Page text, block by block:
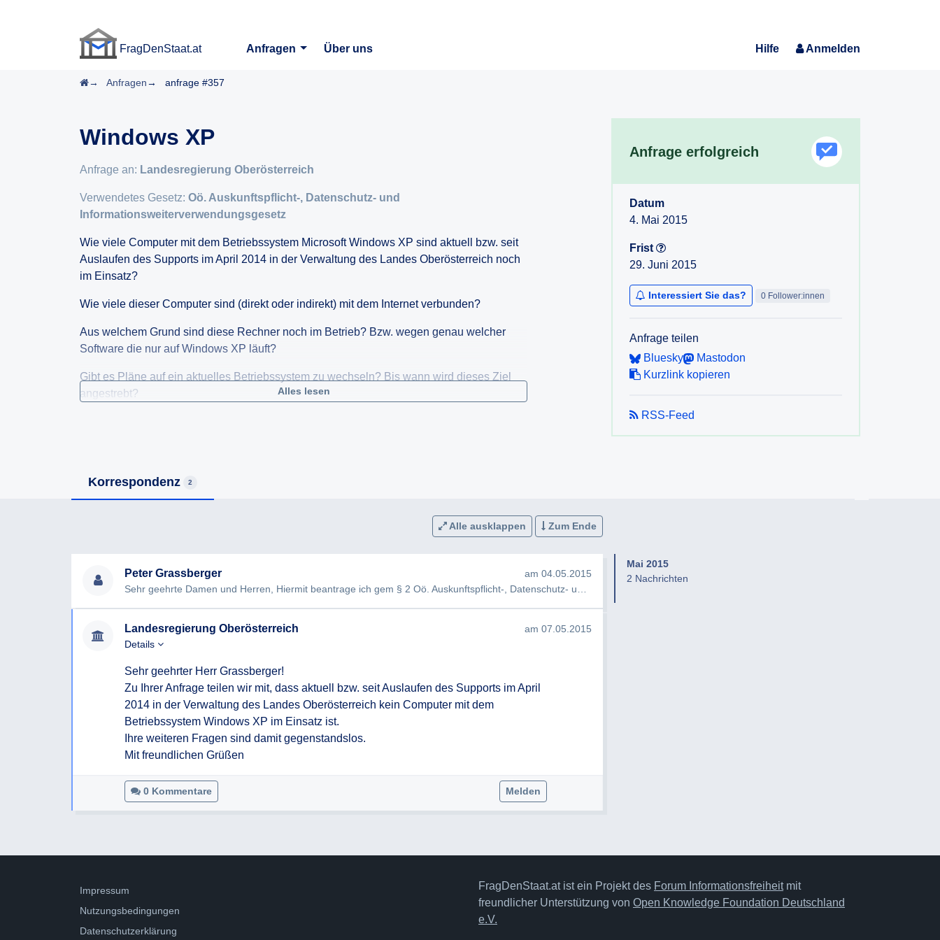
FragDenStaat.at
Anfragen
Über uns Hilfe Anmelden
Startseite
Anfragen anfrage #357
Windows XP
Anfrage an: Landesregierung Oberösterreich
Verwendetes Gesetz: Oö. Auskunftspflicht-, Datenschutz- und
Informationsweiterverwendungsgesetz
Wie viele Computer mit dem Betriebssystem Microsoft Windows XP sind aktuell bzw. seit
Auslaufen des Supports im April 2014 in der Verwaltung des Landes Oberösterreich noch
im Einsatz?
Wie viele dieser Computer sind (direkt oder indirekt) mit dem Internet verbunden?
Aus welchem Grund sind diese Rechner noch im Betrieb? Bzw. wegen genau welcher
Software die nur auf Windows XP läuft?
Gibt es Pläne auf ein aktuelles Betriebssystem zu wechseln? Bis wann wird dieses Ziel
angestrebt?
Alles lesen
Anfrage erfolgreich
Datum
4. Mai 2015
Frist
29. Juni 2015
Interessiert Sie das? 0 Follower:innen
Anfrage teilen
Bluesky
Mastodon
Kurzlink kopieren
RSS-Feed
Korrespondenz 2
Alle ausklappen Zum Ende
Peter Grassberger
am 04.05.2015
Landesregierung Oberösterreich
am 07.05.2015
Details
Sehr geehrter Herr Grassberger!
Zu Ihrer Anfrage teilen wir mit, dass aktuell bzw. seit Auslaufen des Supports im April
2014 in der Verwaltung des Landes Oberösterreich kein Computer mit dem
Betriebssystem Windows XP im Einsatz ist.
Ihre weiteren Fragen sind damit gegenstandslos.
Mit freundlichen Grüßen
0 Kommentare Melden
Mai 2015
2 Nachrichten
Impressum
Nutzungsbedingungen
Datenschutzerklärung
FragDenStaat.at ist ein Projekt des Forum Informationsfreiheitmit
freundlicher Unterstützung von Open Knowledge Foundation Deutschland
e.V.